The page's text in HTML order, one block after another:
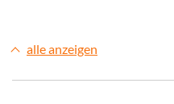
alle anzeigen